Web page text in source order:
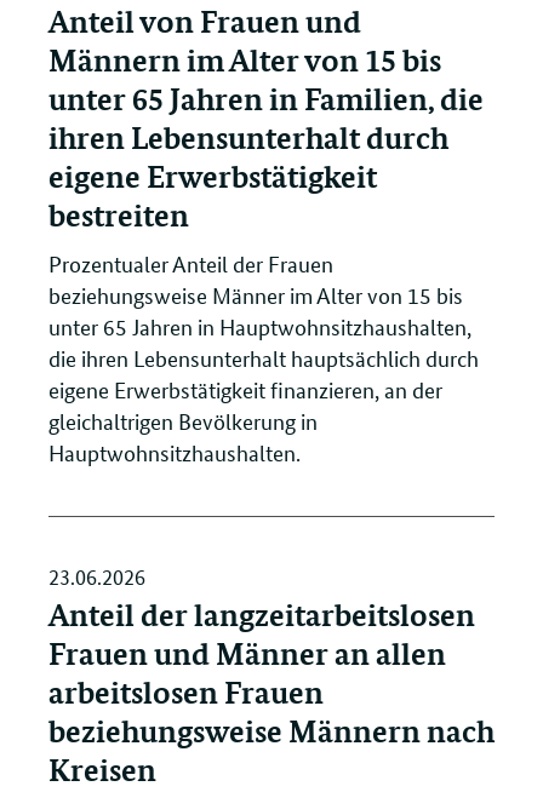
Anteil von Frauen und
Männern im Alter von 15 bis
unter 65 Jahren in Familien, die
ihren Lebensunterhalt durch
eigene Erwerbstätigkeit
bestreiten
Prozentualer Anteil der Frauen
beziehungsweise Männer im Alter von 15 bis
unter 65 Jahren in Hauptwohnsitzhaushalten,
die ihren Lebensunterhalt hauptsächlich durch
eigene Erwerbstätigkeit finanzieren, an der
gleichaltrigen Bevölkerung in
Hauptwohnsitzhaushalten.
23.06.2026
Anteil der langzeitarbeitslosen
Frauen und Männer an allen
arbeitslosen Frauen
beziehungsweise Männern nach
Kreisen